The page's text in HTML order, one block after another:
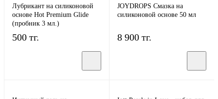
Лубрикант на силиконовой
основе Hot Premium Glide
(пробник 3 мл.)
500 тг.
JOYDROPS Смазка на
силиконовой основе 50 мл
8 900 тг.